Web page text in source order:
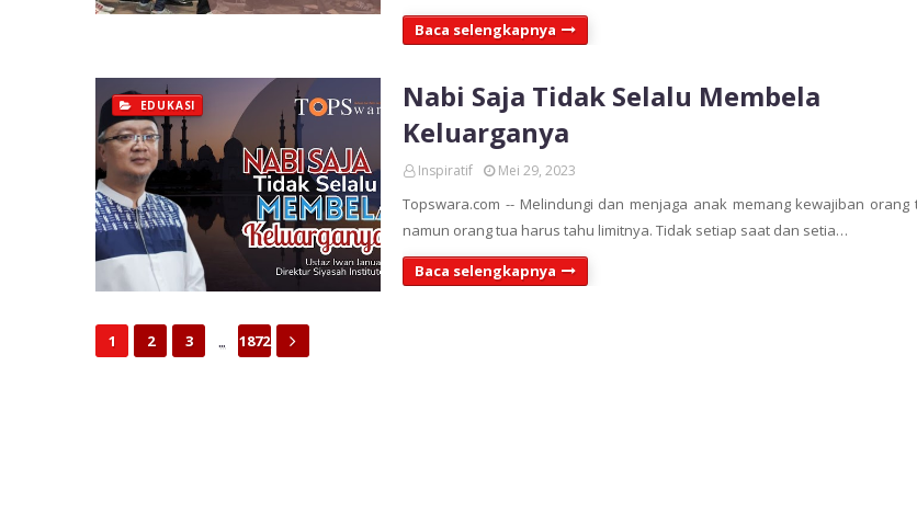
Baca selengkapnya
EDUKASI
Nabi Saja Tidak Selalu Membela
Keluarganya
Inspiratif Mei 29, 2023
Topswara.com -- Melindungi dan menjaga anak memang kewajiban orang
namun orang tua harus tahu limitnya. Tidak setiap saat dan setia…
Baca selengkapnya
1 2 3 ... 1872